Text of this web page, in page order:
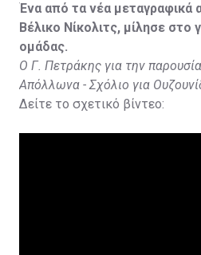
Ένα από τα νέα μεταγραφικά
Βέλικο Νίκολιτς, μίλησε στο
ομάδας.
Ο Γ. Πετράκης για την
Απόλλωνα - Σχόλιο για
Δείτε το σχετικό βίντεο: